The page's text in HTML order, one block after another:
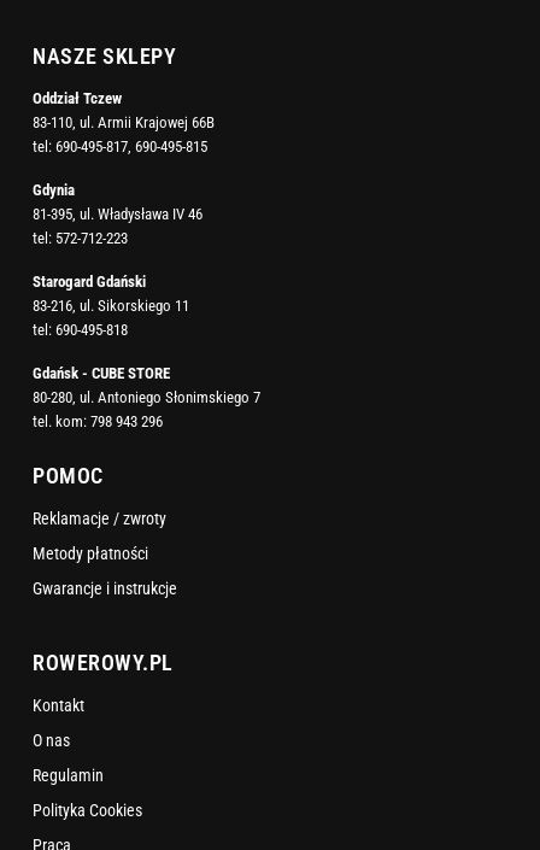
NASZE SKLEPY
Oddział Tczew
83-110, ul. Armii Krajowej 66B
tel: 690-495-817, 690-495-815
Gdynia
81-395, ul. Władysława IV 46
tel: 572-712-223
Starogard Gdański
83-216, ul. Sikorskiego 11
tel: 690-495-818
Gdańsk - CUBE STORE
80-280, ul. Antoniego Słonimskiego 7
tel. kom: 798 943 296
POMOC
Reklamacje / zwroty
Metody płatności
Gwarancje i instrukcje
ROWEROWY.PL
Kontakt
O nas
Regulamin
Polityka Cookies
Praca